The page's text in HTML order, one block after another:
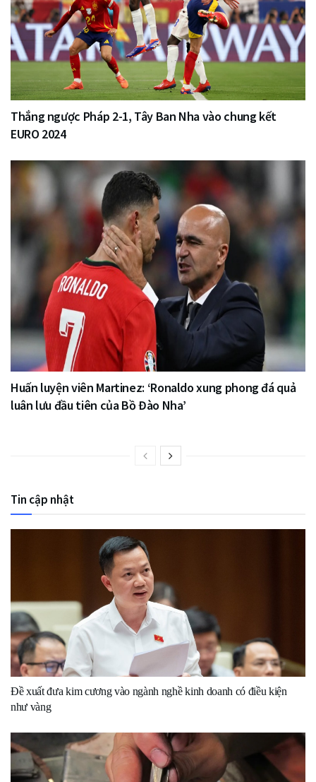
Thắng ngược Pháp 2-1, Tây Ban Nha vào chung kết
EURO 2024
Huấn luyện viên Martinez: ‘Ronaldo xung phong đá quả
luân lưu đầu tiên của Bồ Đào Nha’
Tin cập nhật
Đề xuất đưa kim cương vào ngành nghề kinh doanh có điều kiện
như vàng